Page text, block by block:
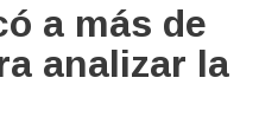
a más de
analizar la